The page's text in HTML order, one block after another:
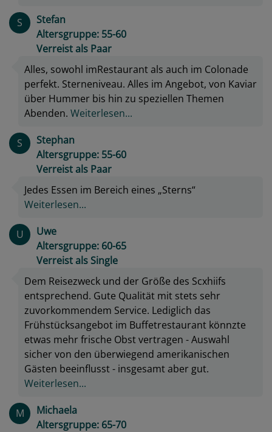
S
Stefan
Altersgruppe: 55-60
Verreist als Paar
Alles, sowohl imRestaurant als auch im Colonade
perfekt. Sterneniveau. Alles im Angebot, von Kaviar
über Hummer bis hin zu speziellen Themen
Abenden. Weiterlesen...
S
Stephan
Altersgruppe: 55-60
Verreist als Paar
Jedes Essen im Bereich eines „Sterns“
Weiterlesen...
U
Uwe
Altersgruppe: 60-65
Verreist als Single
Dem Reisezweck und der Größe des Scxhiifs
entsprechend. Gute Qualität mit stets sehr
zuvorkommendem Service. Lediglich das
Frühstücksangebot im Buffetrestaurant könnzte
etwas mehr frische Obst vertragen - Auswahl
sicher von den überwiegend amerikanischen
Gästen beeinflusst - insgesamt aber gut.
Weiterlesen...
M
Michaela
Altersgruppe: 65-70